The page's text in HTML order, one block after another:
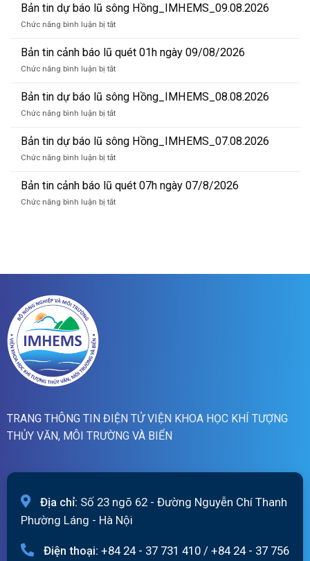
Bản tin dự báo lũ sông Hồng_IMHEMS_09.08.2026
Chức năng bình luận bị tắtở
tin
dự
báo
sông
Hồng_IMHEMS_09.08.2026
Bản tin cảnh báo lũ quét 01h ngày 09/08/2026
Chức năng bình luận bị tắtở
tin
cảnh
báo
quét
01h
09/08/2026
Bản tin dự báo lũ sông Hồng_IMHEMS_08.08.2026
Chức năng bình luận bị tắtở
tin
báo
sông
Hồng_IMHEMS_08.08.2026
Bản tin dự báo lũ sông Hồng_IMHEMS_07.08.2026
Chức năng bình luận bị tắtở
tin
dự
báo
Bản tin cảnh báo lũ quét 07h ngày 07/8/2026
Chức năng bình luận bị tắtở
quét
TRANG THÔNG TIN ĐIỆN TỬ VIỆN KHOA HỌC KHÍ TƯỢNG
THỦY VĂN, MÔI TRƯỜNG VÀ BIỂN
Địa chỉ: Số 23 ngõ 62 - Đường Nguyễn Chí Thanh
Phường Láng - Hà Nội
Điện thoại: +84 24 - 37 731 410 / +84 24 - 37 756